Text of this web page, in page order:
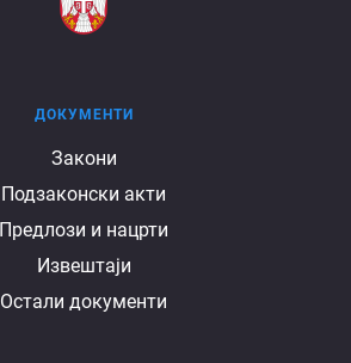
ДОКУМЕНТИ
Закони
Подзаконски акти
Предлози и нацрти
Извештаји
Остали документи